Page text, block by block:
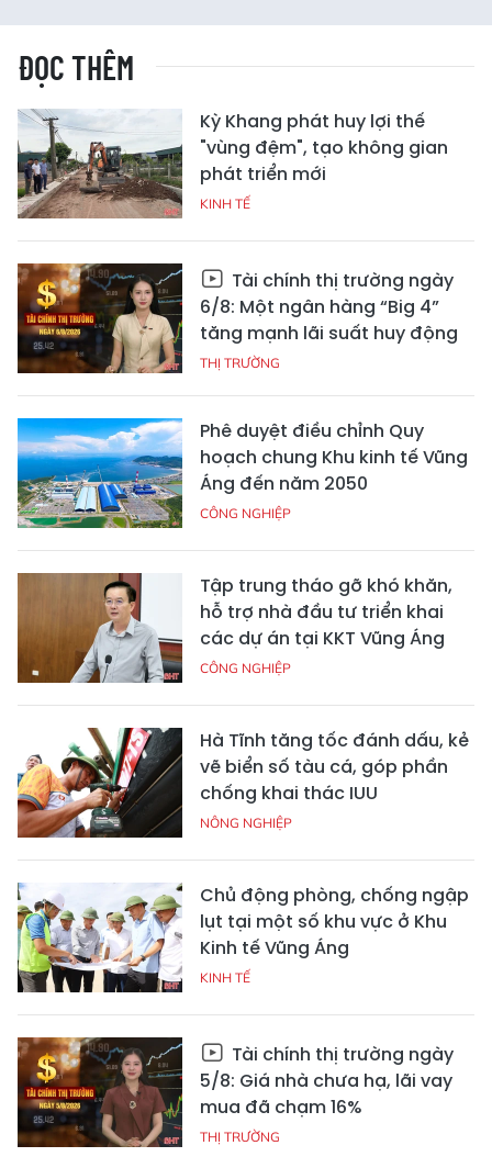
ĐỌC THÊM
Kỳ Khang phát huy lợi thế
"vùng đệm", tạo không gian
phát triển mới
KINH TẾ
Tài chính thị trường ngày
6/8: Một ngân hàng “Big 4”
tăng mạnh lãi suất huy động
THỊ TRƯỜNG
Phê duyệt điều chỉnh Quy
hoạch chung Khu kinh tế Vũng
Áng đến năm 2050
CÔNG NGHIỆP
Tập trung tháo gỡ khó khăn,
hỗ trợ nhà đầu tư triển khai
các dự án tại KKT Vũng Áng
CÔNG NGHIỆP
Hà Tĩnh tăng tốc đánh dấu, kẻ
vẽ biển số tàu cá, góp phần
chống khai thác IUU
NÔNG NGHIỆP
Chủ động phòng, chống ngập
lụt tại một số khu vực ở Khu
Kinh tế Vũng Áng
KINH TẾ
Tài chính thị trường ngày
5/8: Giá nhà chưa hạ, lãi vay
mua đã chạm 16%
THỊ TRƯỜNG